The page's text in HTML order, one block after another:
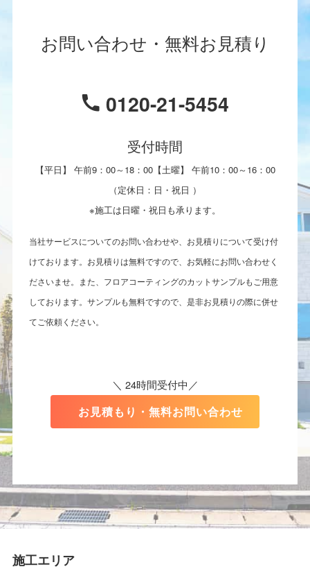
お問い合わせ・無料お見積り
0120-21-5454
受付時間
【平日】 午前9：00～18：00【土曜】 午前10：00～16：00
（定休日：日・祝日 ）
※施工は日曜・祝日も承ります。
当社サービスについてのお問い合わせや、お見積りについて受け付
けております。お見積りは無料ですので、お気軽にお問い合わせく
ださいませ。また、フロアコーティングのカットサンプルもご用意
しております。サンプルも無料ですので、是非お見積りの際に併せ
てご依頼ください。
＼ 24時間受付中／
お見積もり・無料お問い合わせ
施工エリア